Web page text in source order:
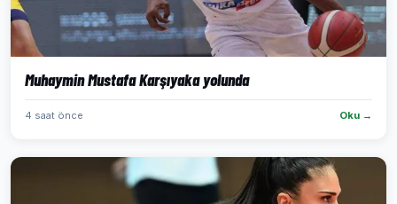
Muhaymin Mustafa Karşıyaka yolunda
4 saat önce Oku →